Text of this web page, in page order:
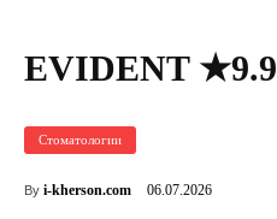
EVIDENT ★9.9
Стоматологии
By i-kherson.com 06.07.2026